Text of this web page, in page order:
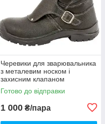
Черевики для зварювальника
з металевим носком і
захисним клапаном
Готово до відправки
1 000 ₴/пара